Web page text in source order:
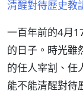
清醒對待歷史教
一百年前的4月
的日子。時光雖
的任人宰割、任
能不能清醒對待